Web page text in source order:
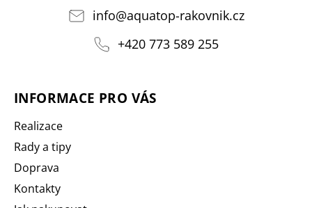
info@aquatop-rakovnik.cz
+420 773 589 255
INFORMACE PRO VÁS
Realizace
Rady a tipy
Doprava
Kontakty